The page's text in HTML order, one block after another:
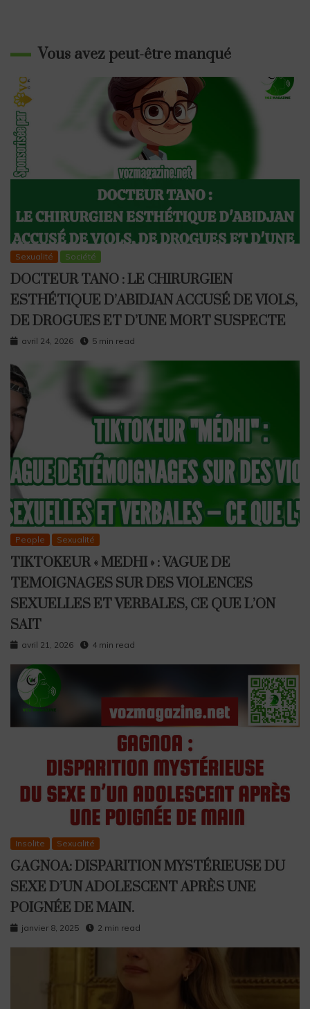
Vous avez peut-être manqué
Sexualité Société
DOCTEUR TANO : LE CHIRURGIEN
ESTHÉTIQUE D’ABIDJAN ACCUSÉ DE VIOLS,
DE DROGUES ET D’UNE MORT SUSPECTE
avril 24, 2026 5 min read
People Sexualité
TIKTOKEUR « MEDHI » : VAGUE DE
TEMOIGNAGES SUR DES VIOLENCES
SEXUELLES ET VERBALES, CE QUE L’ON
SAIT
avril 21, 2026 4 min read
Insolite Sexualité
GAGNOA: DISPARITION MYSTÉRIEUSE DU
SEXE D’UN ADOLESCENT APRÈS UNE
POIGNÉE DE MAIN.
janvier 8, 2025 2 min read